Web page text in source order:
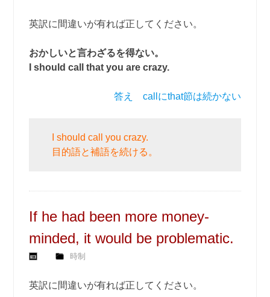
英訳に間違いが有れば正してください。
おかしいと言わざるを得ない。
I should call that you are crazy.
答え callにthat節は続かない
I should call you crazy.
目的語と補語を続ける。
If he had been more money-
minded, it would be problematic.
時制
英訳に間違いが有れば正してください。